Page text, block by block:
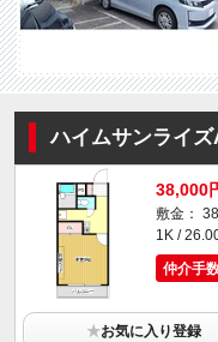
ハイムサンライ
38,000
敷金：
1K /
仲介手
★お気に入り登録